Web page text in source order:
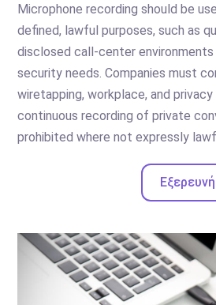
Microphone recording should be
defined, lawful purposes, such as
disclosed call-center
security needs. Companies must
wiretapping, workplace, and
continuous recording of private
prohibited where not expressly